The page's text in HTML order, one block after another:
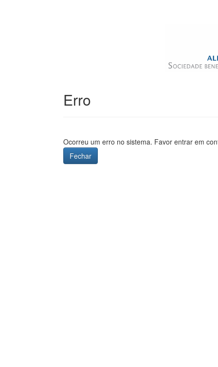
Erro
Ocorreu um erro no sistema. Favor entrar em
Fechar